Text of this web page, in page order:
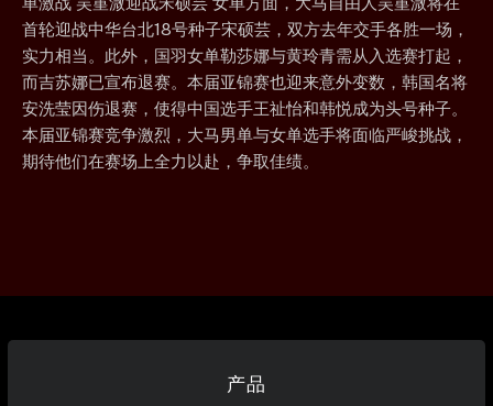
首轮迎战中华台北18号种子宋硕芸，双方去年交手各胜一场，
实力相当。此外，国羽女单勒莎娜与黄玲青需从入选赛打起，
而吉苏娜已宣布退赛。本届亚锦赛也迎来意外变数，韩国名将
安洗莹因伤退赛，使得中国选手王祉怡和韩悦成为头号种子。
本届亚锦赛竞争激烈，大马男单与女单选手将面临严峻挑战，
期待他们在赛场上全力以赴，争取佳绩。
产品